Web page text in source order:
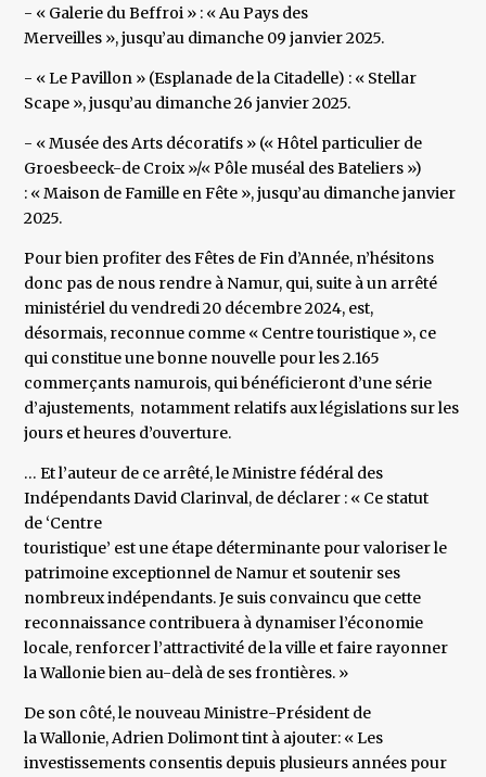
- « Galerie du Beffroi » : « Au Pays des
Merveilles », jusqu’au dimanche 09 janvier 2025.
- « Le Pavillon » (Esplanade de la Citadelle) : « Stellar
Scape », jusqu’au dimanche 26 janvier 2025.
- « Musée des Arts décoratifs » (« Hôtel particulier de
Groesbeeck-de Croix »/« Pôle muséal des Bateliers »)
: « Maison de Famille en Fête », jusqu’au dimanche janvier
2025.
Pour bien profiter des Fêtes de Fin d’Année, n’hésitons
donc pas de nous rendre à Namur, qui, suite à un arrêté
ministériel du vendredi 20 décembre 2024, est,
désormais, reconnue comme « Centre touristique », ce
qui constitue une bonne nouvelle pour les 2.165
commerçants namurois, qui bénéficieront d’une série
d’ajustements, notamment relatifs aux législations sur les
jours et heures d’ouverture.
… Et l’auteur de ce arrêté, le Ministre fédéral des
Indépendants David Clarinval, de déclarer : « Ce statut
de ‘Centre
touristique’ est une étape déterminante pour valoriser le
patrimoine exceptionnel de Namur et soutenir ses
nombreux indépendants. Je suis convaincu que cette
reconnaissance contribuera à dynamiser l’économie
locale, renforcer l’attractivité de la ville et faire rayonner
la Wallonie bien au-delà de ses frontières. »
De son côté, le nouveau Ministre-Président de
la Wallonie, Adrien Dolimont tint à ajouter: « Les
investissements consentis depuis plusieurs années pour